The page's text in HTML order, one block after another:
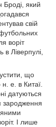
Броді, який
свій
воріт
Ліверпулі,
що
е. в Китаї.
датуються
зародження
І лише